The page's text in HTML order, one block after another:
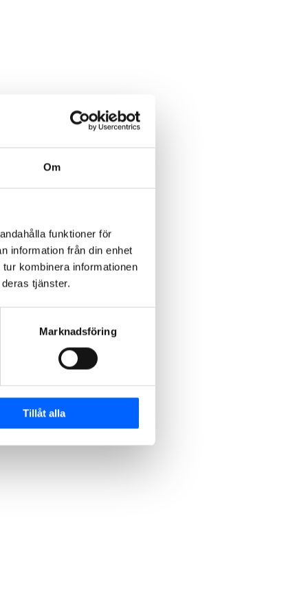
Om
funktioner för
information från din enhet
kombinera informationen
tjänster.
Marknadsföring
Tillåt alla